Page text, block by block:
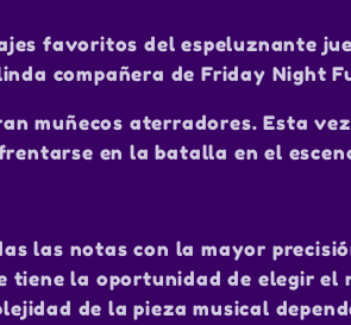
favoritos del espeluznante
compañera de Friday Night
muñecos aterradores. Esta
en la batalla en el
las notas con la mayor
tiene la oportunidad de elegir
de la pieza musical